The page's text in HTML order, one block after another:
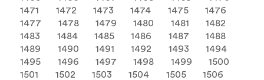
1471
1472 1473 1474 1475
1476
1477
1478 1479 1480 1481
1482
1483
1484 1485 1486 1487
1488
1489
1490 1491 1492 1493
1494
1495
1496 1497 1498 1499
1500
1501
1502 1503 1504 1505
1506